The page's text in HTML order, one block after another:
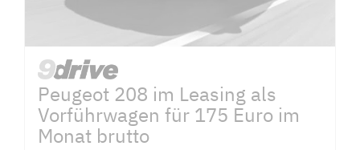
Peugeot 208 im Leasing als
Vorführwagen für 175 Euro im
Monat brutto